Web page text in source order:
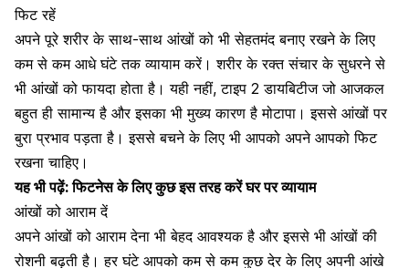
फिट रहें
अपने पूरे शरीर के साथ-साथ आंखों को भी सेहतमंद बनाए रखने के लिए
कम से कम आधे घंटे तक व्यायाम करें। शरीर के रक्त संचार के सुधरने से
भी आंखों को फायदा होता है। यही नहीं,टाइप 2 डायबिटीजजो आजकल
बहुत ही सामान्य है और इसका भी मुख्य कारण हैमोटापा । इससे आंखों पर
बुरा प्रभाव पड़ता है। इससे बचने के लिए भी आपको अपने आपको फिट
रखना चाहिए।
यह भी पढ़ें:फिटनेस के लिए कुछ इस तरह करें घर पर व्यायाम
आंखों को आराम दें
अपने आंखों को आराम देना भी बेहद आवश्यक है और इससे भी आंखों की
रोशनी बढ़ती है। हर घंटे आपको कम से कम कुछ देर के लिए अपनी आंखे